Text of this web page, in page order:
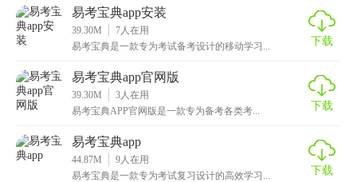
3. 通过不同练习模式进行题目练习，掌握知识点。
4. 参加模拟考试，评估备考效果。
5. 查看学习报告，调整学习策略。
【易考宝典app最新版点评】
易考宝典APP最新版凭借其丰富的题库资源、多样的学习功能
和实用的模拟考试功能，成为众多备考者的首选工具。其界
易考宝典app安装
39.30M 7 人在用
易考宝典是一款专为考试备考设计的移动学习...
下载
易考宝典app官网版
39.30M 3 人在用
易考宝典APP官网版是一款专为备考各类考...
下载
易考宝典app
44.87M 9 人在用
易考宝典是一款专为考试复习设计的高效学习...
下载